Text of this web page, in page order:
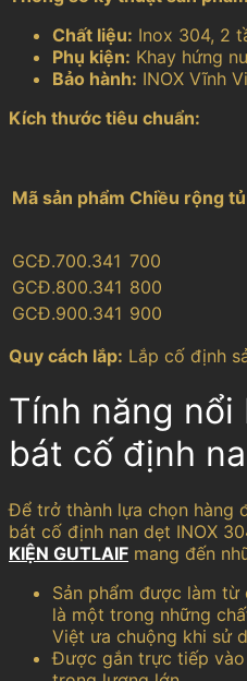
Chất liệu: Inox 304,
Phụ kiện: Khay hứng
Bảo hành: INOX Vĩnh
Kích thước tiêu chuẩn:
Mã sản phẩm Chiều rộng
GCĐ.700.341 700
GCĐ.800.341 800
GCĐ.900.341 900
Quy cách lắp: Lắp cố định
Tính năng nổi
bát cố định
Để trở thành lựa chọn hàng
bát cố định nan dẹt INOX
KIỆN GUTLAIF mang đến
Sản phẩm được làm từ
là một trong những
Việt ưa chuộng khi sử
Được gắn trực tiếp